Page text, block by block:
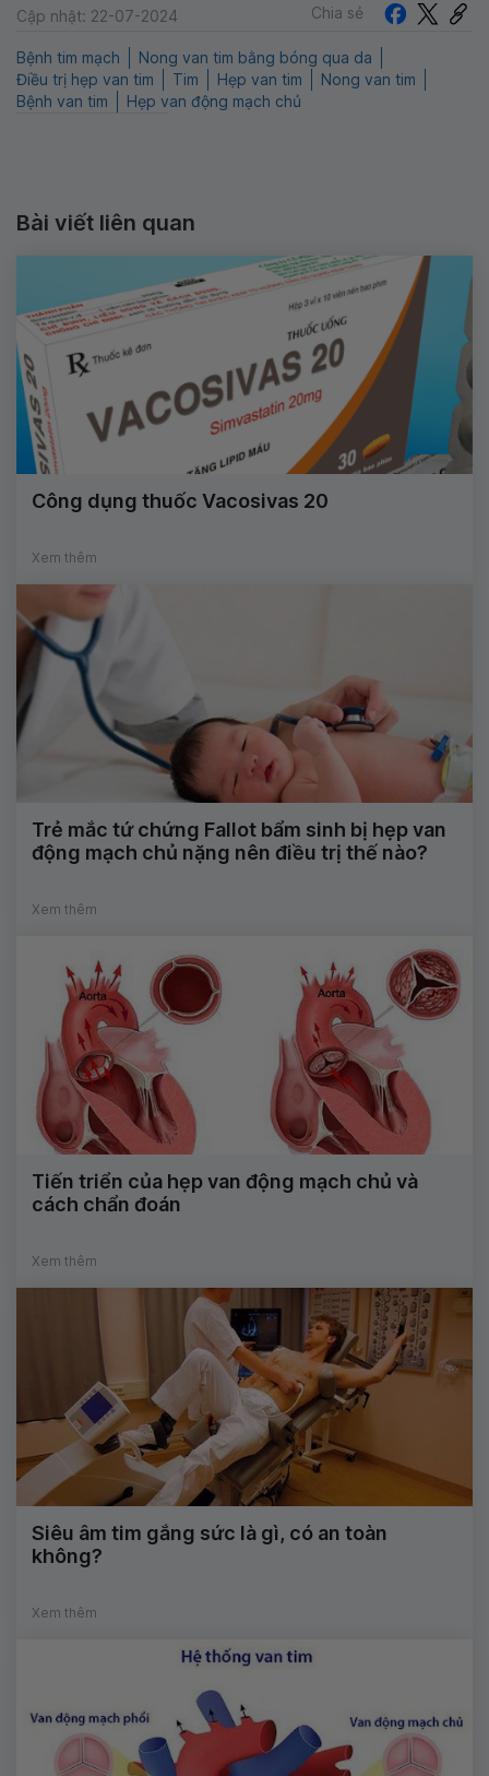
Cập nhật: 22-07-2024 Chia sẻ
Bệnh tim mạch
Nong van tim bằng bóng qua da
Điều trị hẹp van tim
Tim Hẹp van tim
Nong van tim
Bệnh van tim
Hẹp van động mạch chủ
Bài viết liên quan
Công dụng thuốc Vacosivas 20
Xem thêm
Trẻ mắc tứ chứng Fallot bẩm sinh bị hẹp van
động mạch chủ nặng nên điều trị thế nào?
Xem thêm
Tiến triển của hẹp van động mạch chủ và
cách chẩn đoán
Xem thêm
Siêu âm tim gắng sức là gì, có an toàn
không?
Xem thêm